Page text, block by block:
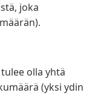
joka
olla yhtä
(yksi ydin